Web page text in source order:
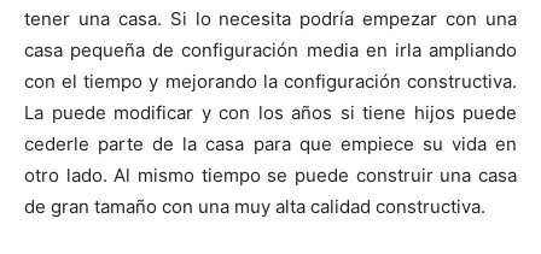
tener una casa. Si lo necesita podría empezar con una
casa pequeña de configuración media en irla ampliando
con el tiempo y mejorando la configuración constructiva.
La puede modificar y con los años si tiene hijos puede
cederle parte de la casa para que empiece su vida en
otro lado. Al mismo tiempo se puede construir una casa
de gran tamaño con una muy alta calidad constructiva.